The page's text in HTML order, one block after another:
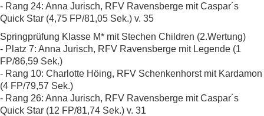
- Rang 24: Anna Jurisch, RFV Ravensberge mit Caspar´s
Quick Star (4,75 FP/81,05 Sek.) v. 35
Springprüfung Klasse M* mit Stechen Children (2.Wertung)
- Platz 7: Anna Jurisch, RFV Ravensberge mit Legende (1
FP/86,59 Sek.)
- Rang 10: Charlotte Höing, RFV Schenkenhorst mit Kardamon
(4 FP/79,57 Sek.)
- Rang 26: Anna Jurisch, RFV Ravensberge mit Caspar´s
Quick Star (12 FP/81,74 Sek.) v. 31